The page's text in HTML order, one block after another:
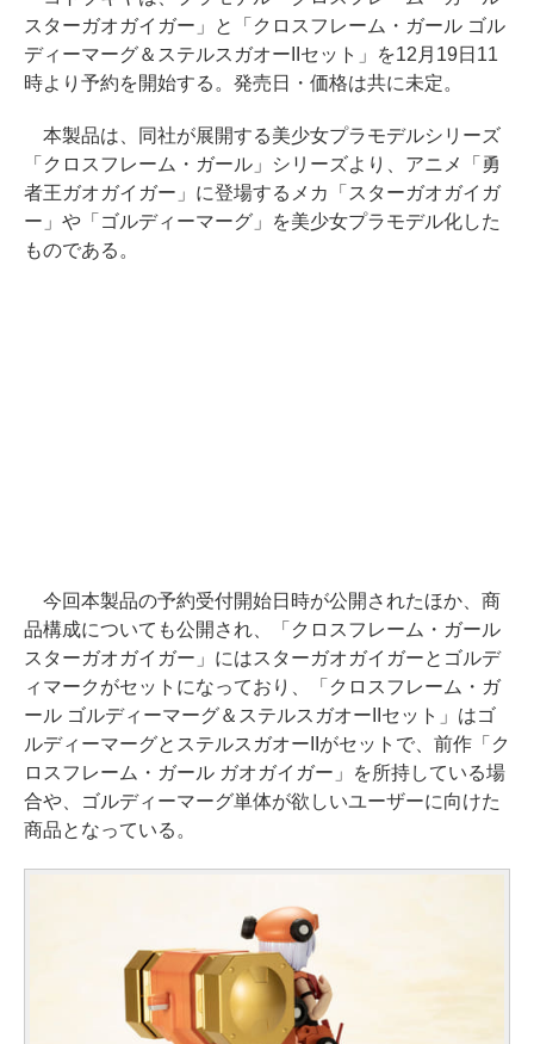
スターガオガイガー」と「クロスフレーム・ガール ゴル
ディーマーグ＆ステルスガオーIIセット」を12月19日11
時より予約を開始する。発売日・価格は共に未定。
本製品は、同社が展開する美少女プラモデルシリーズ
「クロスフレーム・ガール」シリーズより、アニメ「勇
者王ガオガイガー」に登場するメカ「スターガオガイガ
ー」や「ゴルディーマーグ」を美少女プラモデル化した
ものである。
今回本製品の予約受付開始日時が公開されたほか、商
品構成についても公開され、「クロスフレーム・ガール
スターガオガイガー」にはスターガオガイガーとゴルデ
ィマークがセットになっており、「クロスフレーム・ガ
ール ゴルディーマーグ＆ステルスガオーIIセット」はゴ
ルディーマーグとステルスガオーIIがセットで、前作「ク
ロスフレーム・ガール ガオガイガー」を所持している場
合や、ゴルディーマーグ単体が欲しいユーザーに向けた
商品となっている。